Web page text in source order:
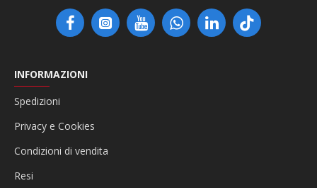
INFORMAZIONI
Spedizioni
Privacy e Cookies
Condizioni di vendita
Resi